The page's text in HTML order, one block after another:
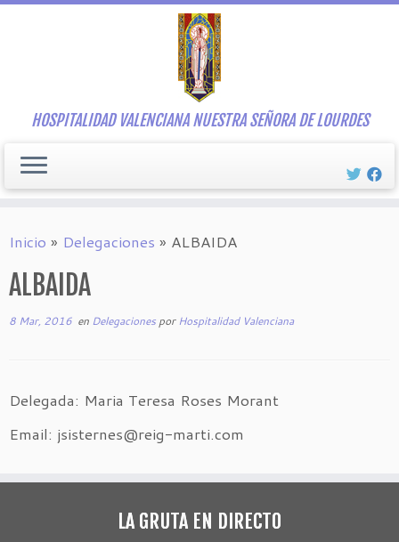
Saltar
HOSPITALIDAD VALENCIANA NUESTRA SEÑORA DE LOURDES
Inicio » Delegaciones » ALBAIDA
ALBAIDA
8 Mar, 2016 en Delegaciones por Hospitalidad Valenciana
Delegada: Maria Teresa Roses Morant
Email: jsisternes@reig-marti.com
LA GRUTA EN DIRECTO